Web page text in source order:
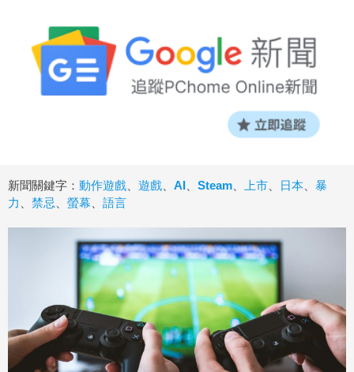
新聞關鍵字： 動作遊戲 遊戲 AI Steam 上市 日本
暴
力
禁忌 螢幕 語言